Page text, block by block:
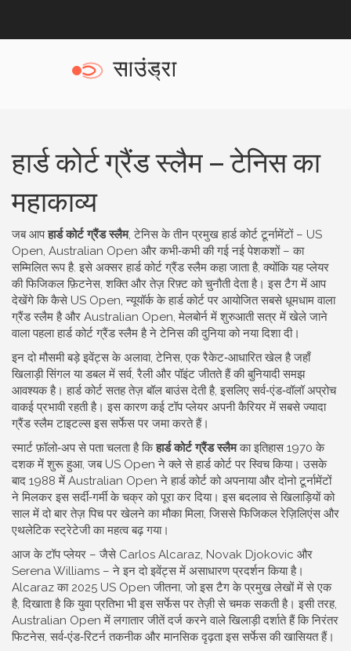
हार्ड कोर्ट ग्रैंड स्लैम – टेनिस का
महाकाव्य
जब आपहार्ड कोर्ट ग्रैंड स्लैम,टेनिस के तीन प्रमुख हार्ड कोर्ट टूर्नामेंटों – US
Open, Australian Open और कभी‑कभी की गई नई पेशकशों – का
सम्मिलित रूप है. इसे अक्सरहार्ड कोर्ट ग्रैंड स्लैमकहा जाता है, क्योंकि यह प्लेयर
की फिजिकल फ़िटनेस, शक्ति और तेज़ रिफ़्ट को चुनौती देता है। इस टैग में आप
देखेंगे कि कैसे US Open,न्यूयॉर्क के हार्ड कोर्ट पर आयोजित सबसे धूमधाम वाला
ग्रैंड स्लैम हैऔर Australian Open,मेलबोर्न में शुरुआती सत्र में खेले जाने
वाला पहला हार्ड कोर्ट ग्रैंड स्लैम हैने टेनिस की दुनिया को नया दिशा दी।
इन दो मौसमी बड़े इवेंट्स के अलावा,टेनिस,एक रैकेट‑आधारित खेल है जहाँ
खिलाड़ी सिंगल या डबल में सर्व, रैली और पॉइंट जीतते हैंकी बुनियादी समझ
आवश्यक है। हार्ड कोर्ट सतह तेज़ बॉल बाउंस देती है, इसलिए सर्व‑एंड‑वॉलॉ अप्रोच
वाकई प्रभावी रहती है। इस कारण कई टॉप प्लेयर अपनी कैरियर में सबसे ज्यादा
ग्रैंड स्लैम टाइटल्स इस सर्फेस पर जमा करते हैं।
स्मार्ट फ़ॉलो‑अप से पता चलता है किहार्ड कोर्ट ग्रैंड स्लैमका इतिहास 1970 के
दशक में शुरू हुआ, जब US Open ने क्ले से हार्ड कोर्ट पर स्विच किया। उसके
बाद 1988 में Australian Open ने हार्ड कोर्ट को अपनाया और दोनो टूर्नामेंटों
ने मिलकर इस सर्दी‑गर्मी के चक्र को पूरा कर दिया। इस बदलाव से खिलाड़ियों को
साल में दो बार तेज़ पिच पर खेलने का मौका मिला, जिससे फिजिकल रेज़िलिएंस और
एथलेटिक स्ट्रेटेजी का महत्व बढ़ गया।
आज के टॉप प्लेयर – जैसे Carlos Alcaraz, Novak Djokovic और
Serena Williams – ने इन दो इवेंट्स में असाधारण प्रदर्शन किया है।
Alcaraz का 2025 US Open जीतना, जो इस टैग के प्रमुख लेखों में से एक
है, दिखाता है कि युवा प्रतिभा भी इस सर्फेस पर तेज़ी से चमक सकती है। इसी तरह,
Australian Open में लगातार जीतें दर्ज करने वाले खिलाड़ी दर्शाते हैं कि निरंतर
फिटनेस, सर्व‑एंड‑रिटर्न तकनीक और मानसिक दृढ़ता इस सर्फेस की खासियत हैं।